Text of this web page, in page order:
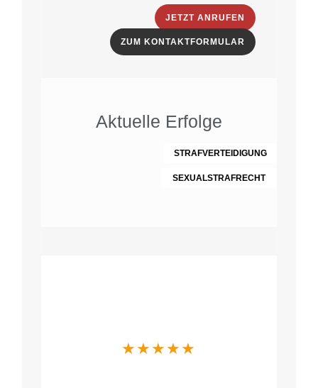
JETZT ANRUFEN
ZUM KONTAKTFORMULAR
Aktuelle Erfolge
STRAFVERTEIDIGUNG
SEXUALSTRAFRECHT
★★★★★